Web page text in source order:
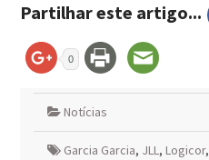
Partilhar este artigo...
0
Notícias
Garcia Garcia, JLL, Logicor,